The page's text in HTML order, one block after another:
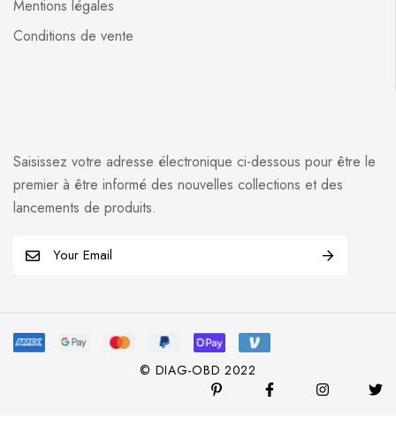
Mentions légales
Conditions de vente
Saisissez votre adresse électronique ci-dessous pour être le
premier à être informé des nouvelles collections et des
lancements de produits.
l
© DIAG-OBD 2022